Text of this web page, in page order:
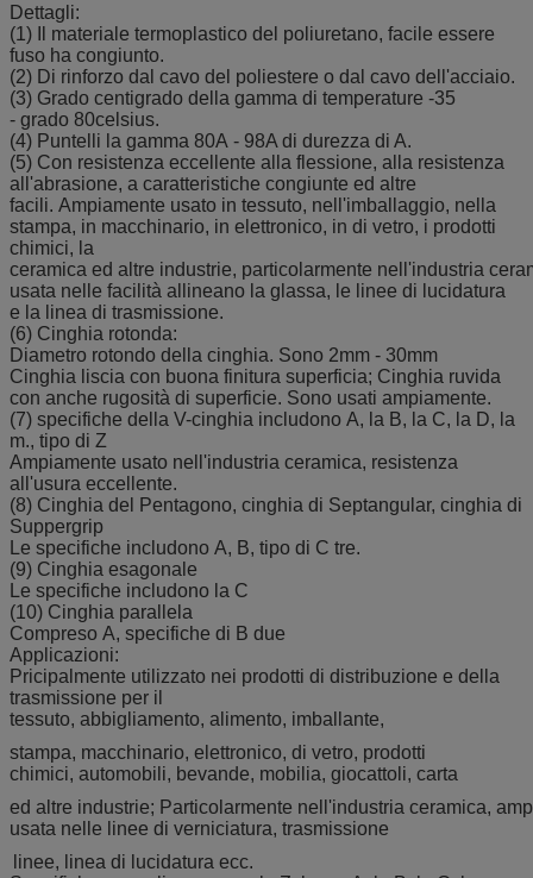
Dettagli:
(1) Il materiale termoplastico del poliuretano, facile essere
fuso ha congiunto.
(2) Di rinforzo dal cavo del poliestere o dal cavo dell'acciaio.
(3) Grado centigrado della gamma di temperature -35
- grado 80celsius.
(4) Puntelli la gamma 80A - 98A di durezza di A.
(5) Con resistenza eccellente alla flessione, alla resistenza
all'abrasione, a caratteristiche congiunte ed altre
facili. Ampiamente usato in tessuto, nell'imballaggio, nella
stampa, in macchinario, in elettronico, in di vetro, i prodotti
chimici, la
ceramica ed altre industrie, particolarmente nell'industria
usata nelle facilità allineano la glassa, le linee di lucidatura
e la linea di trasmissione.
(6) Cinghia rotonda:
Diametro rotondo della cinghia. Sono 2mm - 30mm
Cinghia liscia con buona finitura superficia; Cinghia ruvida
con anche rugosità di superficie. Sono usati ampiamente.
(7) specifiche della V-cinghia includono A, la B, la C, la D, la
m., tipo di Z
Ampiamente usato nell'industria ceramica, resistenza
all'usura eccellente.
(8) Cinghia del Pentagono, cinghia di Septangular, cinghia di
Suppergrip
Le specifiche includono A, B, tipo di C tre.
(9) Cinghia esagonale
Le specifiche includono la C
(10) Cinghia parallela
Compreso A, specifiche di B due
Applicazioni:
Pricipalmente utilizzato nei prodotti di distribuzione e della
trasmissione per il
tessuto, abbigliamento, alimento, imballante,
stampa, macchinario, elettronico, di vetro, prodotti
chimici, automobili, bevande, mobilia, giocattoli, carta
ed altre industrie; Particolarmente nell'industria ceramica,
usata nelle linee di verniciatura, trasmissione
linee, linea di lucidatura ecc.